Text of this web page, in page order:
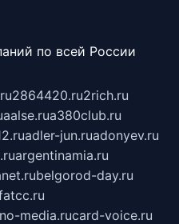
по всей России
2864420.ru2rich.ru
aalse.rua380club.ru
adler-jun.ruadonyev.ru
argentinamia.ru
belgorod-day.ru
media.rucard-voice.ru